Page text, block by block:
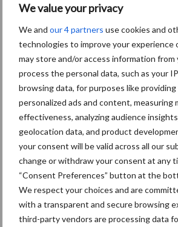
We value your privacy
We and our 4 partners use cookies and
technologies to improve your experience
may store and/or access information from
process the personal data, such as your
browsing data, for purposes like
personalized ads and content, measuring
effectiveness, analyzing audience
geolocation data, and product
your consent will be valid across all our
change or withdraw your consent at any
“Consent Preferences” button at the
We respect your choices and are
with a transparent and secure browsing
third-party vendors are processing data
Primaire
Sidebar
Recent nieuws
Kunstmeststrooier
Toon meer